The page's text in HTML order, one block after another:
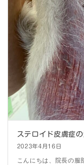
ステロイド皮膚症の
2023年4月16日
こんにちは、院長の服